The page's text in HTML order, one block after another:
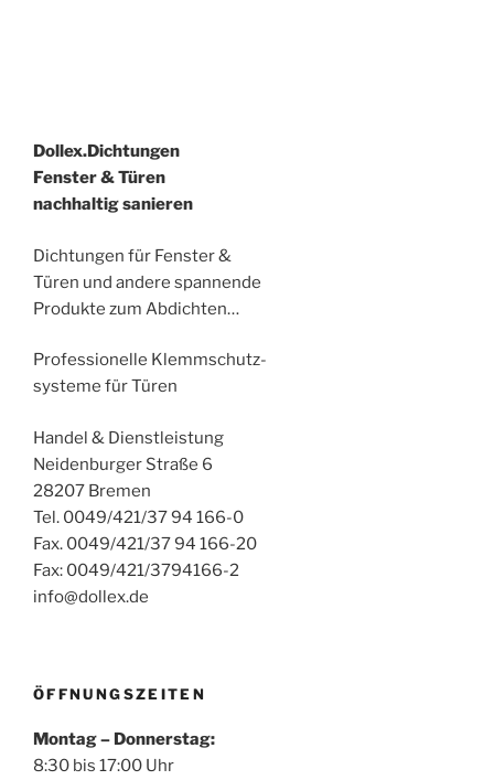
Dollex.Dichtungen
Fenster & Türen
nachhaltig sanieren
Dichtungen für Fenster &
Türen und andere spannende
Produkte zum Abdichten…
Professionelle Klemmschutz-
systeme für Türen
Handel & Dienstleistung
Neidenburger Straße 6
28207 Bremen
Tel. 0049/421/37 94 166-0
Fax. 0049/421/37 94 166-20
Fax: 0049/421/3794166-2
info@dollex.de
ÖFFNUNGSZEITEN
Montag – Donnerstag:
8:30 bis 17:00 Uhr